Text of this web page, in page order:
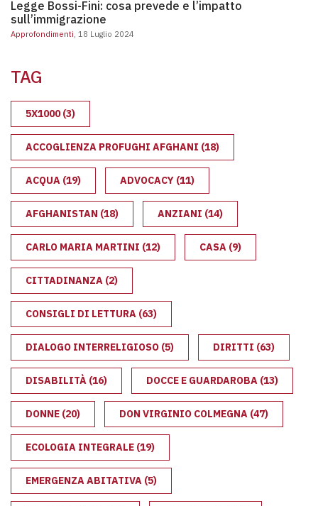
Legge Bossi-Fini: cosa prevede e l’impatto
sull’immigrazione
Approfondimenti, 18 Luglio 2024
TAG
5X1000(3)
ACCOGLIENZA PROFUGHI AFGHANI (18)
ACQUA (19) ADVOCACY (11)
AFGHANISTAN (18) ANZIANI (14)
CARLO MARIA MARTINI (12) CASA (9)
CITTADINANZA (2)
CONSIGLI DI LETTURA (63)
DIALOGO INTERRELIGIOSO (5) DIRITTI (63)
DISABILITÀ (16) DOCCE E GUARDAROBA (13)
DONNE (20) DON VIRGINIO COLMEGNA (47)
ECOLOGIA INTEGRALE (19)
EMERGENZA ABITATIVA (5)